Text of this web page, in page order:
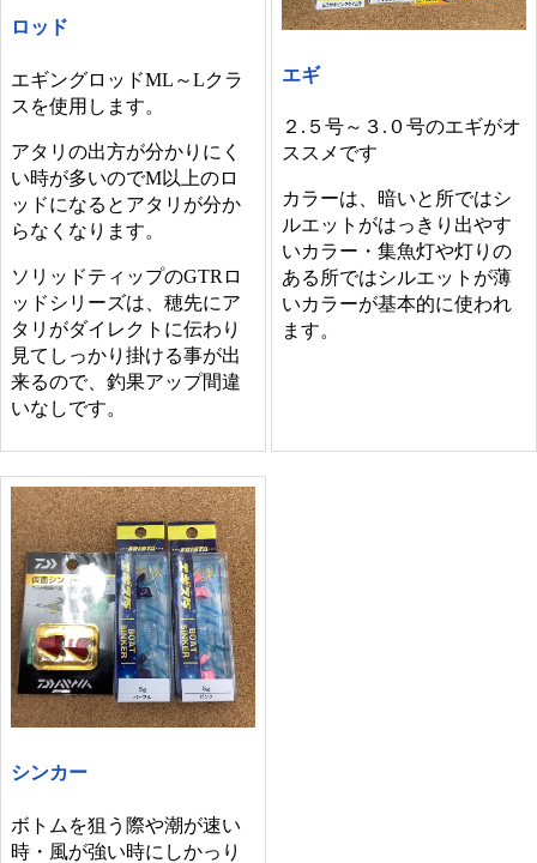
ロッド
エギングロッドML～Lクラ
スを使用します。
アタリの出方が分かりにく
い時が多いのでM以上のロ
ッドになるとアタリが分か
らなくなります。
ソリッドティップのGTRロ
ッドシリーズは、穂先にア
タリがダイレクトに伝わり
見てしっかり掛ける事が出
来るので、釣果アップ間違
いなしです。
エギ
２.５号～３.０号のエギがオ
ススメです
カラーは、暗いと所ではシ
ルエットがはっきり出やす
いカラー・集魚灯や灯りの
ある所ではシルエットが薄
いカラーが基本的に使われ
ます。
シンカー
ボトムを狙う際や潮が速い
時・風が強い時にしかっり